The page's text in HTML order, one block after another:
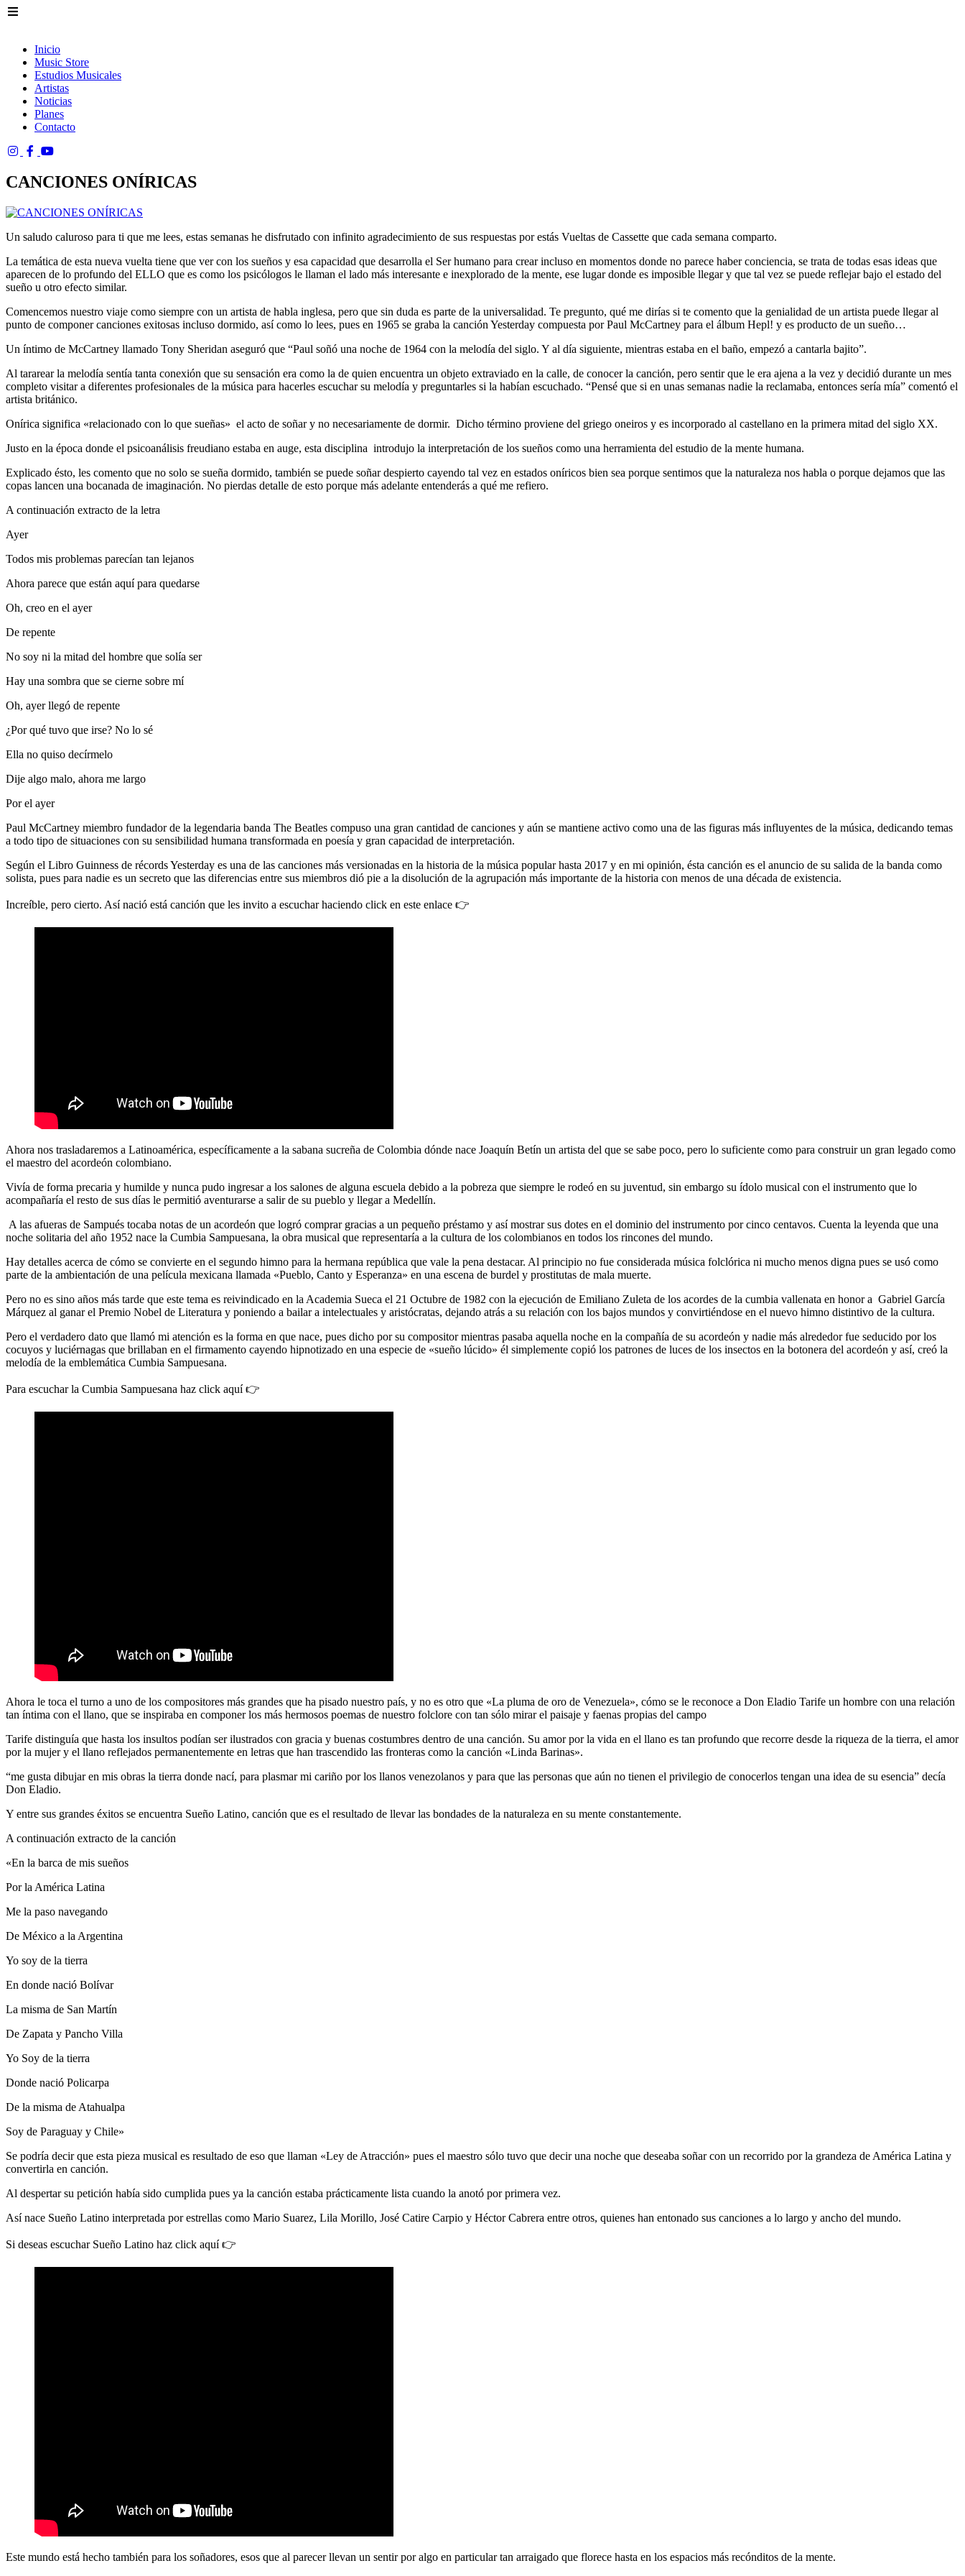
Inicio
Music Store
Estudios Musicales
Artistas
Noticias
Planes
Contacto
CANCIONES ONÍRICAS
Un saludo caluroso para ti que me lees, estas semanas he disfrutado con infinito agradecimiento de sus respuestas por estás Vueltas de Cassette que cada semana comparto.
La temática de esta nueva vuelta tiene que ver con los sueños y esa capacidad que desarrolla el Ser humano para crear incluso en momentos donde no parece haber conciencia, se trata de todas esas ideas que
aparecen de lo profundo del ELLO que es como los psicólogos le llaman el lado más interesante e inexplorado de la mente, ese lugar donde es imposible llegar y que tal vez se puede reflejar bajo el estado del
sueño u otro efecto similar.
Comencemos nuestro viaje como siempre con un artista de habla inglesa, pero que sin duda es parte de la universalidad. Te pregunto, qué me dirías si te comento que la genialidad de un artista puede llegar al
punto de componer canciones exitosas incluso dormido, así como lo lees, pues en 1965 se graba la canción Yesterday compuesta por Paul McCartney para el álbum Hepl! y es producto de un sueño…
Un íntimo de McCartney llamado Tony Sheridan aseguró que “Paul soñó una noche de 1964 con la melodía del siglo. Y al día siguiente, mientras estaba en el baño, empezó a cantarla bajito”.
Al tararear la melodía sentía tanta conexión que su sensación era como la de quien encuentra un objeto extraviado en la calle, de conocer la canción, pero sentir que le era ajena a la vez y decidió durante un mes
completo visitar a diferentes profesionales de la música para hacerles escuchar su melodía y preguntarles si la habían escuchado. “Pensé que si en unas semanas nadie la reclamaba, entonces sería mía” comentó el
artista británico.
Onírica significa «relacionado con lo que sueñas» el acto de soñar y no necesariamente de dormir. Dicho término proviene del griego oneiros y es incorporado al castellano en la primera mitad del siglo XX.
Justo en la época donde el psicoanálisis freudiano estaba en auge, esta disciplina introdujo la interpretación de los sueños como una herramienta del estudio de la mente humana.
Explicado ésto, les comento que no solo se sueña dormido, también se puede soñar despierto cayendo tal vez en estados oníricos bien sea porque sentimos que la naturaleza nos habla o porque dejamos que las
copas lancen una bocanada de imaginación. No pierdas detalle de esto porque más adelante entenderás a qué me refiero.
A continuación extracto de la letra
Ayer
Todos mis problemas parecían tan lejanos
Ahora parece que están aquí para quedarse
Oh, creo en el ayer
De repente
No soy ni la mitad del hombre que solía ser
Hay una sombra que se cierne sobre mí
Oh, ayer llegó de repente
¿Por qué tuvo que irse? No lo sé
Ella no quiso decírmelo
Dije algo malo, ahora me largo
Por el ayer
Paul McCartney miembro fundador de la legendaria banda The Beatles compuso una gran cantidad de canciones y aún se mantiene activo como una de las figuras más influyentes de la música, dedicando temas
a todo tipo de situaciones con su sensibilidad humana transformada en poesía y gran capacidad de interpretación.
Según el Libro Guinness de récords Yesterday es una de las canciones más versionadas en la historia de la música popular hasta 2017 y en mi opinión, ésta canción es el anuncio de su salida de la banda como
solista, pues para nadie es un secreto que las diferencias entre sus miembros dió pie a la disolución de la agrupación más importante de la historia con menos de una década de existencia.
Increíble, pero cierto. Así nació está canción que les invito a escuchar haciendo click en este enlace 👉
Ahora nos trasladaremos a Latinoamérica, específicamente a la sabana sucreña de Colombia dónde nace Joaquín Betín un artista del que se sabe poco, pero lo suficiente como para construir un gran legado como
el maestro del acordeón colombiano.
Vivía de forma precaria y humilde y nunca pudo ingresar a los salones de alguna escuela debido a la pobreza que siempre le rodeó en su juventud, sin embargo su ídolo musical con el instrumento que lo
acompañaría el resto de sus días le permitió aventurarse a salir de su pueblo y llegar a Medellín.
A las afueras de Sampués tocaba notas de un acordeón que logró comprar gracias a un pequeño préstamo y así mostrar sus dotes en el dominio del instrumento por cinco centavos. Cuenta la leyenda que una
noche solitaria del año 1952 nace la Cumbia Sampuesana, la obra musical que representaría a la cultura de los colombianos en todos los rincones del mundo.
Hay detalles acerca de cómo se convierte en el segundo himno para la hermana república que vale la pena destacar. Al principio no fue considerada música folclórica ni mucho menos digna pues se usó como
parte de la ambientación de una película mexicana llamada «Pueblo, Canto y Esperanza» en una escena de burdel y prostitutas de mala muerte.
Pero no es sino años más tarde que este tema es reivindicado en la Academia Sueca el 21 Octubre de 1982 con la ejecución de Emiliano Zuleta de los acordes de la cumbia vallenata en honor a Gabriel García
Márquez al ganar el Premio Nobel de Literatura y poniendo a bailar a intelectuales y aristócratas, dejando atrás a su relación con los bajos mundos y convirtiéndose en el nuevo himno distintivo de la cultura.
Pero el verdadero dato que llamó mi atención es la forma en que nace, pues dicho por su compositor mientras pasaba aquella noche en la compañía de su acordeón y nadie más alrededor fue seducido por los
cocuyos y luciérnagas que brillaban en el firmamento cayendo hipnotizado en una especie de «sueño lúcido» él simplemente copió los patrones de luces de los insectos en la botonera del acordeón y así, creó la
melodía de la emblemática Cumbia Sampuesana.
Para escuchar la Cumbia Sampuesana haz click aquí 👉
Ahora le toca el turno a uno de los compositores más grandes que ha pisado nuestro país, y no es otro que «La pluma de oro de Venezuela», cómo se le reconoce a Don Eladio Tarife un hombre con una relación
tan íntima con el llano, que se inspiraba en componer los más hermosos poemas de nuestro folclore con tan sólo mirar el paisaje y faenas propias del campo
Tarife distinguía que hasta los insultos podían ser ilustrados con gracia y buenas costumbres dentro de una canción. Su amor por la vida en el llano es tan profundo que recorre desde la riqueza de la tierra, el amor
por la mujer y el llano reflejados permanentemente en letras que han trascendido las fronteras como la canción «Linda Barinas».
“me gusta dibujar en mis obras la tierra donde nací, para plasmar mi cariño por los llanos venezolanos y para que las personas que aún no tienen el privilegio de conocerlos tengan una idea de su esencia” decía
Don Eladio.
Y entre sus grandes éxitos se encuentra Sueño Latino, canción que es el resultado de llevar las bondades de la naturaleza en su mente constantemente.
A continuación extracto de la canción
«En la barca de mis sueños
Por la América Latina
Me la paso navegando
De México a la Argentina
Yo soy de la tierra
En donde nació Bolívar
La misma de San Martín
De Zapata y Pancho Villa
Yo Soy de la tierra
Donde nació Policarpa
De la misma de Atahualpa
Soy de Paraguay y Chile»
Se podría decir que esta pieza musical es resultado de eso que llaman «Ley de Atracción» pues el maestro sólo tuvo que decir una noche que deseaba soñar con un recorrido por la grandeza de América Latina y
convertirla en canción.
Al despertar su petición había sido cumplida pues ya la canción estaba prácticamente lista cuando la anotó por primera vez.
Así nace Sueño Latino interpretada por estrellas como Mario Suarez, Lila Morillo, José Catire Carpio y Héctor Cabrera entre otros, quienes han entonado sus canciones a lo largo y ancho del mundo.
Si deseas escuchar Sueño Latino haz click aquí 👉
Este mundo está hecho también para los soñadores, esos que al parecer llevan un sentir por algo en particular tan arraigado que florece hasta en los espacios más recónditos de la mente.